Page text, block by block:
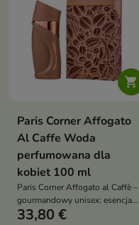

Paris Corner Affogato
Al Caffe Woda
perfumowana dla
kobiet 100 ml
Paris Corner Affogato al Caffè –
gourmandowy unisex: esencja
świeżo zaparzonej kawy,
33,80 €